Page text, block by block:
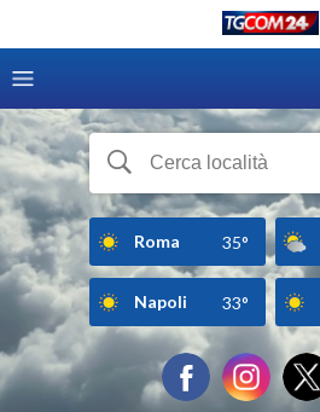
Roma 35°
Napoli 33°